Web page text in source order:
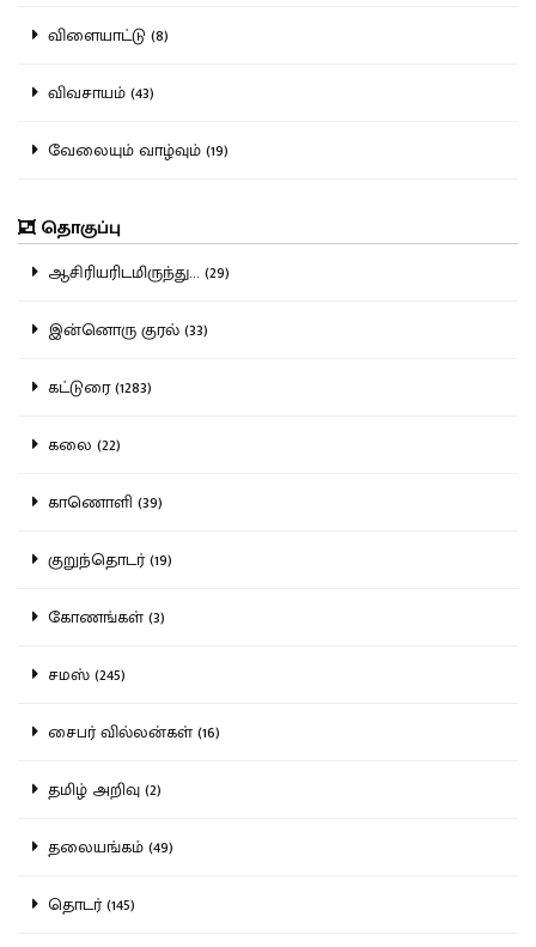
விளையாட்டு (8)
விவசாயம் (43)
வேலையும் வாழ்வும் (19)
தொகுப்பு
ஆசிரியரிடமிருந்து... (29)
இன்னொரு குரல் (33)
கட்டுரை (1283)
கலை (22)
காணொளி (39)
குறுந்தொடர் (19)
கோணங்கள் (3)
சமஸ் (245)
சைபர் வில்லன்கள் (16)
தமிழ் அறிவு (2)
தலையங்கம் (49)
தொடர் (145)